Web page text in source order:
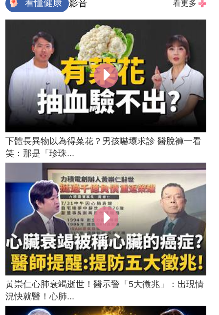
看懂健康 影音 看更多
下體長異物以為得菜花？男孩嚇壞求診 醫脫褲一看
笑：那是「珍珠...
黃崇仁心肺衰竭逝世！醫示警「5大徵兆」：出現情
況快就醫！心肺...